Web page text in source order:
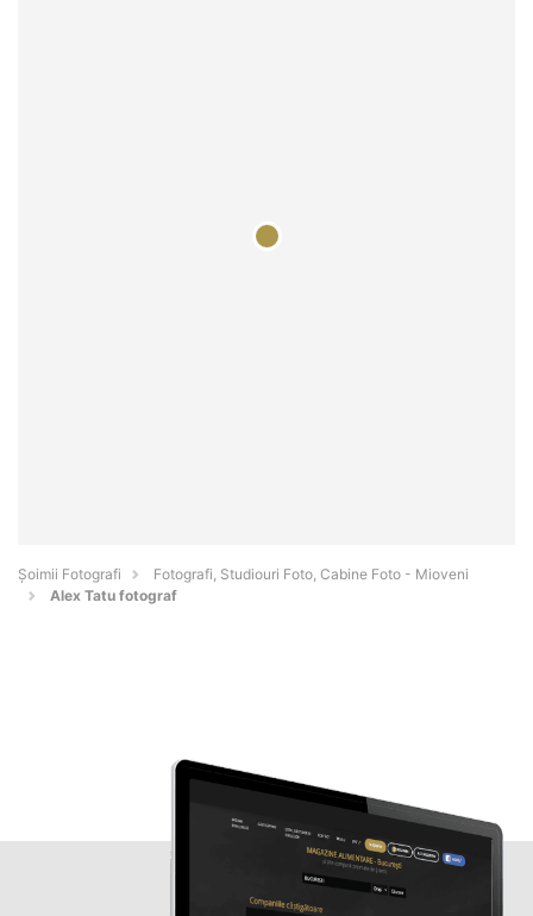
Șoimii Fotografi
Fotografi, Studiouri Foto, Cabine Foto - Mioveni
Alex Tatu fotograf